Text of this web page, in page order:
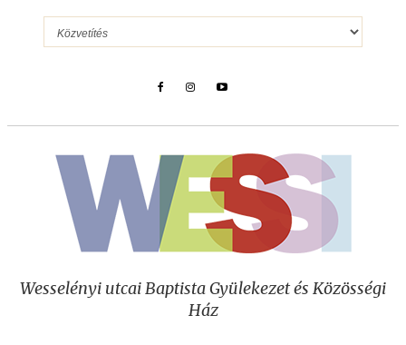
Wesselényi utcai Baptista Gyülekezet és Közösségi
Ház